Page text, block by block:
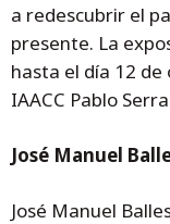
a redescubrir el
presente. La
hasta el día 12 de
IAACC Pablo
José Manuel
José Manuel